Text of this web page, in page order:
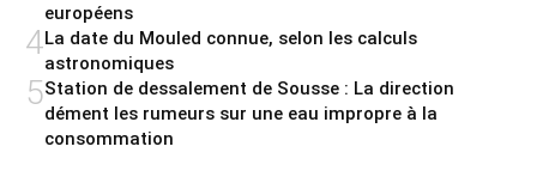
européens
4La date du Mouled connue, selon les calculs
astronomiques
5Station de dessalement de Sousse : La direction
dément les rumeurs sur une eau impropre à la
consommation